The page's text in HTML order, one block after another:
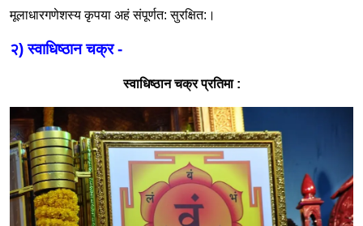
मूलाधारगणेशस्य कृपया अहं संपूर्णत:सुरक्षित: ।
२)स्वाधिष्ठान चक्र-
स्वाधिष्ठान चक्र प्रतिमा: